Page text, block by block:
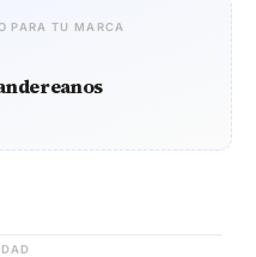
PARA TU MARCA